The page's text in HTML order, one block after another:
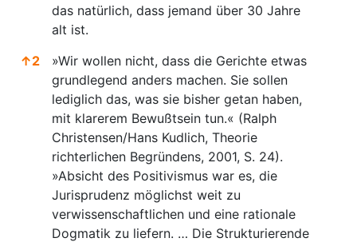
das natürlich, dass jemand über 30 Jahre
alt ist.
↑2
»Wir wollen nicht, dass die Gerichte etwas
grundlegend anders machen. Sie sollen
lediglich das, was sie bisher getan haben,
mit klarerem Bewußtsein tun.« (Ralph
Christensen/Hans Kudlich, Theorie
richterlichen Begründens, 2001, S. 24).
»Absicht des Positivismus war es, die
Jurisprudenz möglichst weit zu
verwissenschaftlichen und eine rationale
Dogmatik zu liefern. … Die Strukturierende